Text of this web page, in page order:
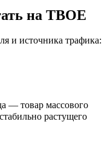
на ТВОЕ
и источника трафика:
— товар массового
растущего